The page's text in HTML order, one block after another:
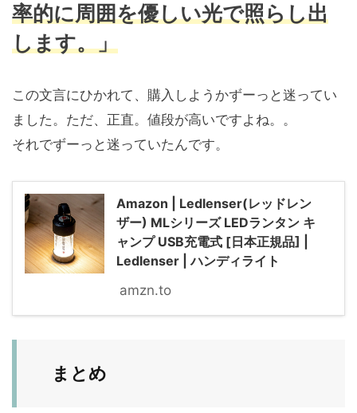
率的に周囲を優しい光で照らし出
します。」
この文言にひかれて、購入しようかずーっと迷ってい
ました。ただ、正直。値段が高いですよね。。
それでずーっと迷っていたんです。
Amazon | Ledlenser(レッドレン
ザー) MLシリーズ LEDランタン キ
ャンプ USB充電式 [日本正規品] |
Ledlenser | ハンディライト
amzn.to
まとめ